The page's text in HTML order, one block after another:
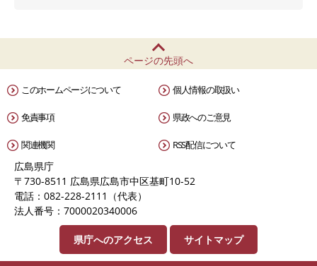
ページの先頭へ
このホームページについて 個人情報の取扱い
免責事項 県政へのご意見
関連機関 RSS配信について
広島県庁
〒730-8511 広島県広島市中区基町10-52
電話：082-228-2111（代表）
法人番号：7000020340006
県庁へのアクセス サイトマップ